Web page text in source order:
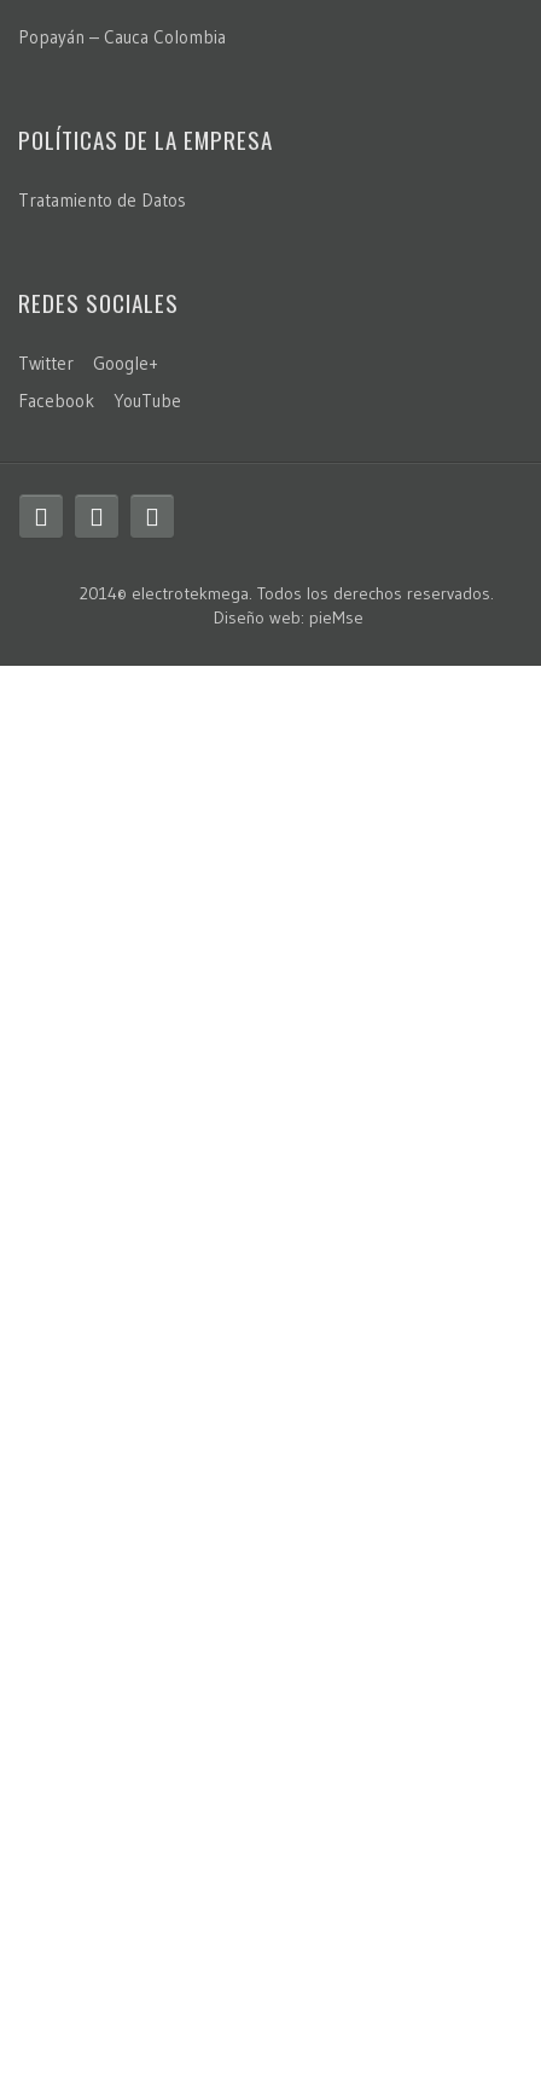
Popayán – Cauca Colombia
POLÍTICAS DE LA EMPRESA
Tratamiento de Datos
REDES SOCIALES
Twitter
Google+
Facebook
YouTube
2014© electrotekmega. Todos los derechos reservados.
Diseño web: pieMse